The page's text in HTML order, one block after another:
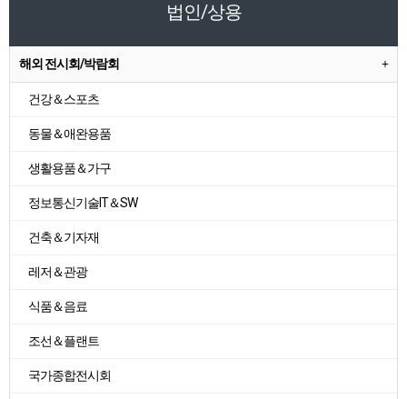
법인/상용
해외 전시회/박람회
건강＆스포츠
동물＆애완용품
생활용품＆가구
정보통신기술IT＆SW
건축＆기자재
레저＆관광
식품＆음료
조선＆플랜트
국가종합전시회